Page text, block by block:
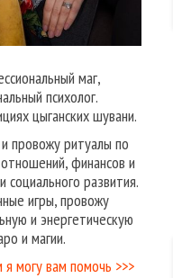
маг,
психолог.
цыганских шувани.
провожу ритуалы по
финансов и
социального развития.
игры, провожу
и энергетическую
и магии.
могу вам помочь >>>